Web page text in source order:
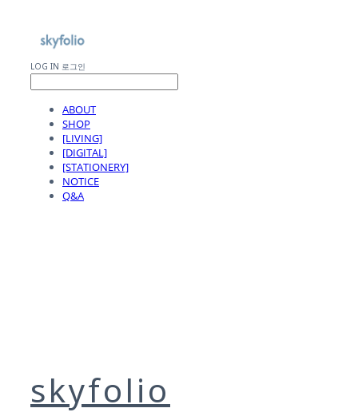
LOG IN 로그인
ABOUT
SHOP
[LIVING]
[DIGITAL]
[STATIONERY]
NOTICE
Q&A
skyfolio